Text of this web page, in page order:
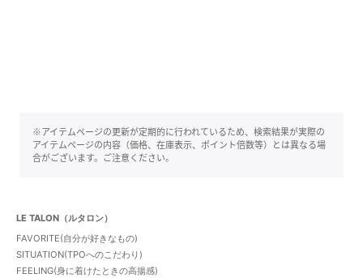
※アイテムページの更新が定期的に行われているため、検索結果が実際の
アイテムページの内容（価格、在庫表示、ポイント倍数等）とは異なる場
合がございます。ご注意ください。
LE TALON（ルタロン）
FAVORITE(自分が好きなもの)
SITUATION(TPOへのこだわり)
FEELING(身に着けたときの高揚感)